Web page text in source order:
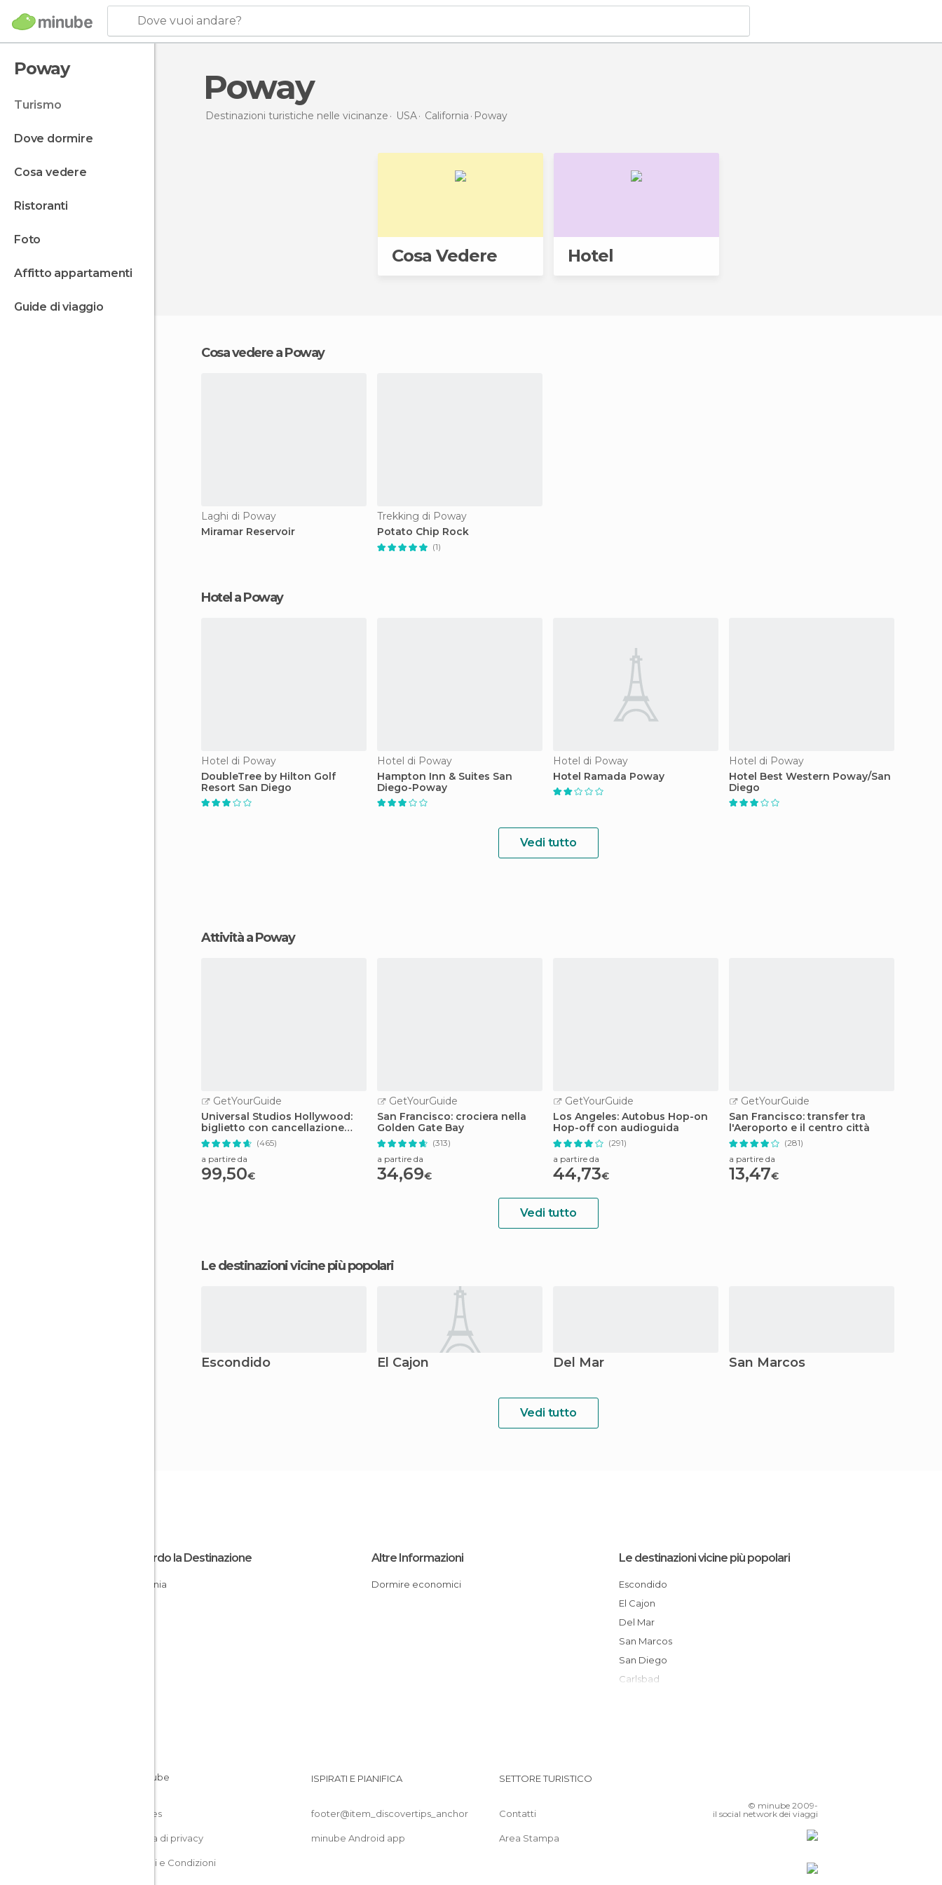
Dove vuoi andare?
Poway
turismo
dove dormire
cosa vedere
ristoranti
foto
affitto appartamenti
guide di viaggio
Poway
Destinazioni turistiche nelle vicinanze USA California Poway
Cosa Vedere Hotel
Cosa vedere a Poway
Laghi di Poway
Miramar Reservoir
Trekking di Poway
Potato Chip Rock
(1)
Hotel a Poway
Hotel di Poway
DoubleTree by Hilton Golf
Resort San Diego
Hotel di Poway
Hampton Inn & Suites San
Diego-Poway
Hotel di Poway
Hotel Ramada Poway
Hotel di Poway
Hotel Best Western Poway/San
Diego
Vedi tutto
Attività a Poway
GetYourGuide
Universal Studios Hollywood:
biglietto con cancellazione
facile
(465)
a partire da
99,50€
GetYourGuide
San Francisco: crociera nella
Golden Gate Bay
(313)
a partire da
34,69€
GetYourGuide
Los Angeles: Autobus Hop-on
Hop-off con audioguida
(291)
a partire da
44,73€
GetYourGuide
San Francisco: transfer tra
l'Aeroporto e il centro città
(281)
a partire da
13,47€
Vedi tutto
Le destinazioni vicine più popolari
Escondido El Cajon Del Mar San Marcos
Vedi tutto
Riguardo la Destinazione
California
Altre Informazioni
Dormire economici
Le destinazioni vicine più popolari
Escondido
El Cajon
Del Mar
San Marcos
San Diego
Carlsbad
Cookies
Politica di privacy
Termini e Condizioni
ISPIRATI E PIANIFICA
footer@item_discovertips_anchor
minube Android app
SETTORE TURISTICO
Contatti
Area Stampa
© minube 2009-
il social network dei viaggi